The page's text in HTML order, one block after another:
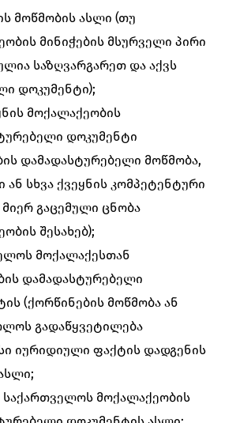
მოწმობის ასლი (თუ
მინიჭების მსურველი პირი
საზღვარგარეთ და აქვს
დოკუმენტი);
მოქალაქეობის
დოკუმენტი
დამადასტურებელი მოწმობა,
ან სხვა ქვეყნის კომპეტენტური
გაცემული ცნობა
შესახებ);
მოქალაქესთან
დამადასტურებელი
(ქორწინების მოწმობა ან
გადაწყვეტილება
იურიდიული ფაქტის დადგენის
მოქალაქეობის